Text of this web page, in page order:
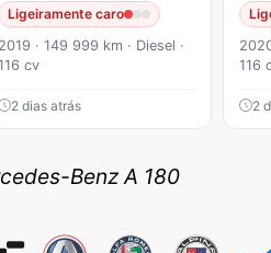
Ligeiramente caro
2019 · 149 999 km · Diesel ·
cv
2 dias atrás
116
2
Benz A 180